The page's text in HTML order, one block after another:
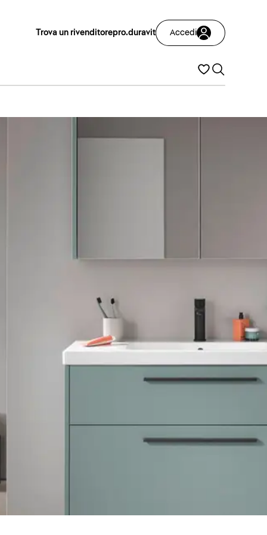
Trova un rivenditorepro.duravit Accedi